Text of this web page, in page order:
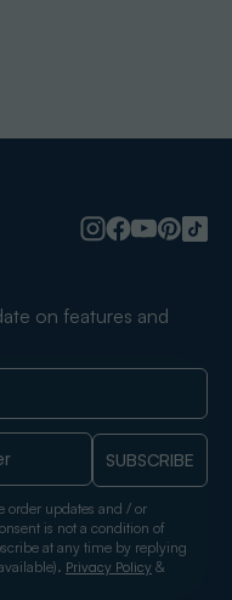
on features and
SUBSCRIBE
order updates and / or
is not a condition of
at any time by replying
Privacy Policy &